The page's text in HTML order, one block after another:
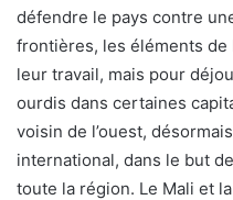
défendre le pays contre
frontières, les éléments de
leur travail, mais pour
ourdis dans certaines
voisin de l’ouest,
international, dans le but
toute la région. Le Mali et